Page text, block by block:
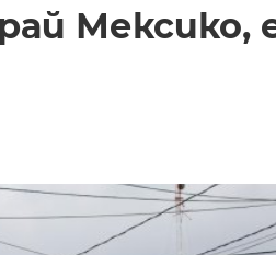
Мексико,